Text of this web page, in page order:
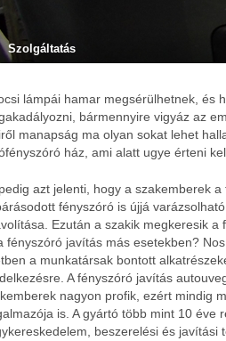
Szolgáltatás
lámpái hamar megsérülhetnek, és
bármennyire vigyáz az
manapság ma olyan sokat lehet
ház, ami alatt ugye érteni
azt jelenti, hogy a szakemberek
fényszóró is újjá
Ezután a szakik megkeresik
fényszóró javítás más esetekben?
a munkatársak bontott
A fényszóró javítás
nagyon profik, ezért mindig
is. A gyártó több mint 10 éve
beszerelési és